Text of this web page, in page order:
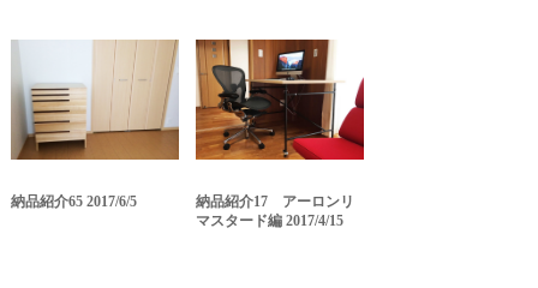
納品紹介65 2017/6/5
納品紹介17 アーロンリ
マスタード編 2017/4/15